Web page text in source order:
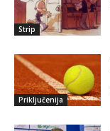
Strip
Priključenija